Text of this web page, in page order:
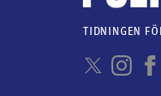
TIDNINGEN